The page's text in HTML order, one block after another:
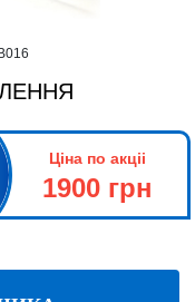
Ціна по акціі
1900 грн